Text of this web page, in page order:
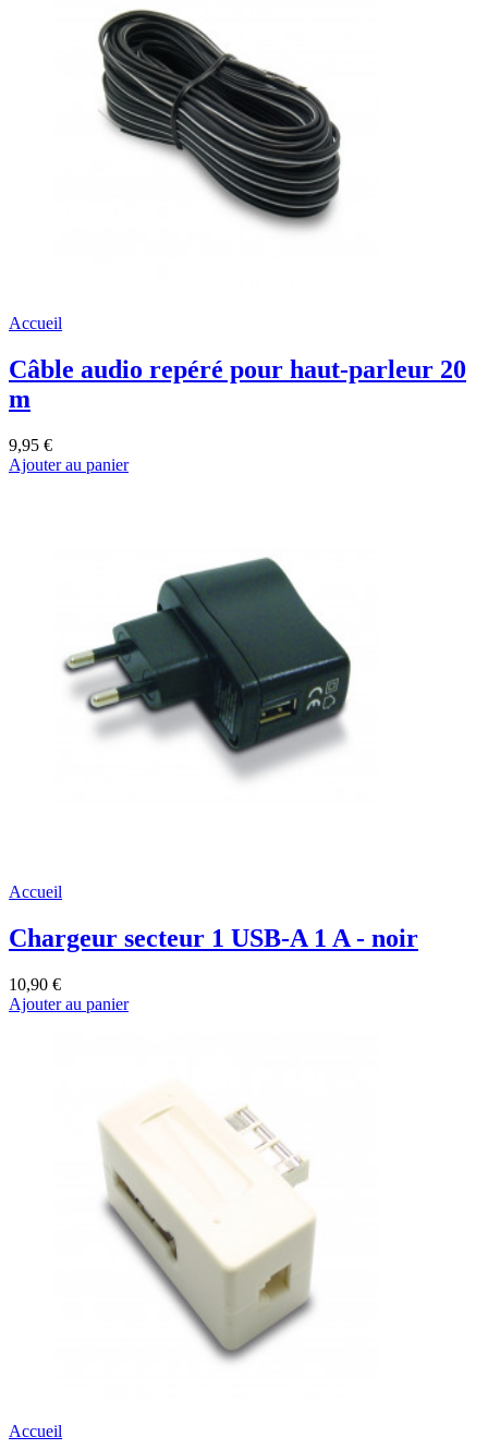
Accueil
Câble audio repéré pour haut-parleur 20
m
9,95 €
Ajouter au panier
Accueil
Chargeur secteur 1 USB-A 1 A - noir
10,90 €
Ajouter au panier
Accueil